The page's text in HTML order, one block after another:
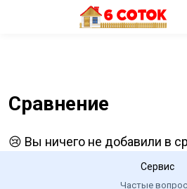
Сравнение
😢 Вы ничего не добавили в
Сервис
Частые